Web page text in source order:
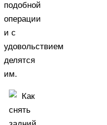
подобной
операции
и с
удовольствием
делятся
им.